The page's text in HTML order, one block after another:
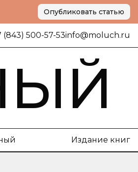
Опубликовать статью
(843) 500-57-53info@moluch.ru
Издание книг